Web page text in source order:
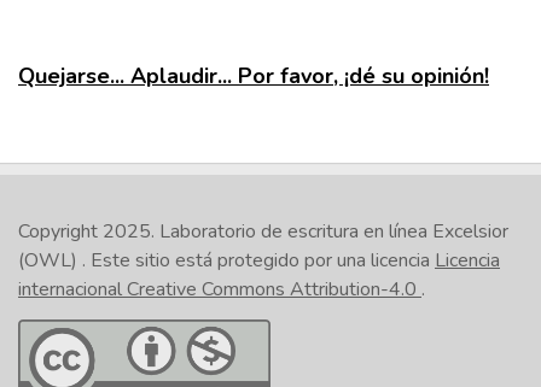
Quejarse... Aplaudir... Por favor, ¡dé su opinión!
Copyright 2025. Laboratorio de escritura en línea Excelsior
(OWL) . Este sitio está protegido por una licencia Licencia
internacional Creative Commons Attribution-4.0 .